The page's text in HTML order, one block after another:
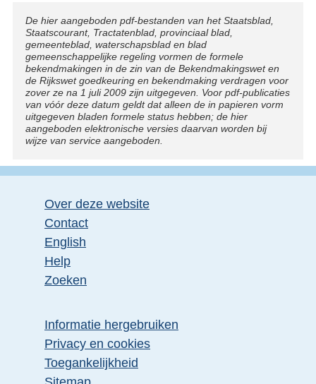
Disclaimer
De hier aangeboden pdf-bestanden van het Staatsblad,
Staatscourant, Tractatenblad, provinciaal blad,
gemeenteblad, waterschapsblad en blad
gemeenschappelijke regeling vormen de formele
bekendmakingen in de zin van de Bekendmakingswet en
de Rijkswet goedkeuring en bekendmaking verdragen voor
zover ze na 1 juli 2009 zijn uitgegeven. Voor pdf-publicaties
van vóór deze datum geldt dat alleen de in papieren vorm
uitgegeven bladen formele status hebben; de hier
aangeboden elektronische versies daarvan worden bij
wijze van service aangeboden.
Over deze website
Contact
English
Help
Zoeken
Informatie hergebruiken
Privacy en cookies
Toegankelijkheid